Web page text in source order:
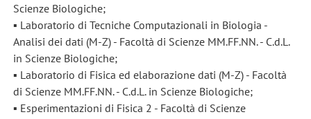
Scienze Biologiche;
▪ Laboratorio di Tecniche Computazionali in Biologia -
Analisi dei dati (M-Z) - Facoltà di Scienze MM.FF.NN. - C.d.L.
in Scienze Biologiche;
▪ Laboratorio di Fisica ed elaborazione dati (M-Z) - Facoltà
di Scienze MM.FF.NN. - C.d.L. in Scienze Biologiche;
▪ Esperimentazioni di Fisica 2 - Facoltà di Scienze